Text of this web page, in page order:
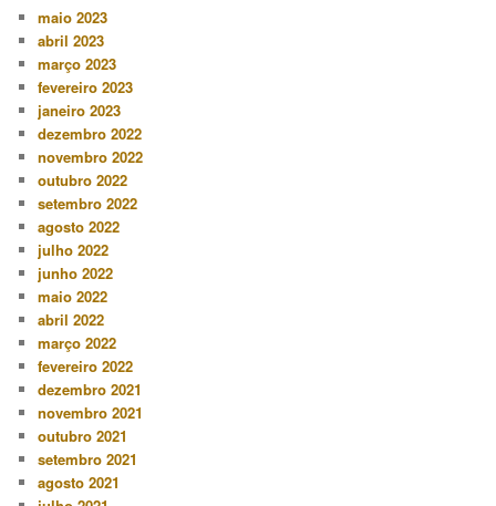
maio 2023
abril 2023
março 2023
fevereiro 2023
janeiro 2023
dezembro 2022
novembro 2022
outubro 2022
setembro 2022
agosto 2022
julho 2022
junho 2022
maio 2022
abril 2022
março 2022
fevereiro 2022
dezembro 2021
novembro 2021
outubro 2021
setembro 2021
agosto 2021